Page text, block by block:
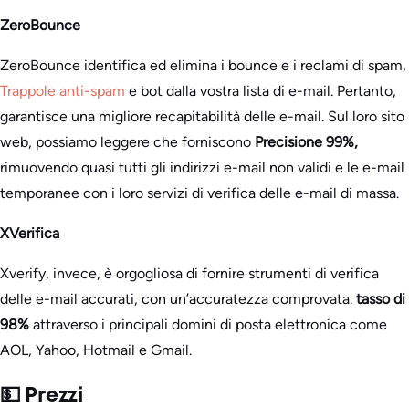
ZeroBounce
ZeroBounce identifica ed elimina i bounce e i reclami di spam,
Trappole anti-spam e bot dalla vostra lista di e-mail. Pertanto,
garantisce una migliore recapitabilità delle e-mail. Sul loro sito
web, possiamo leggere che forniscono Precisione 99%,
rimuovendo quasi tutti gli indirizzi e-mail non validi e le e-mail
temporanee con i loro servizi di verifica delle e-mail di massa.
XVerifica
Xverify, invece, è orgogliosa di fornire strumenti di verifica
delle e-mail accurati, con un’accuratezza comprovata. tasso di
98% attraverso i principali domini di posta elettronica come
AOL, Yahoo, Hotmail e Gmail.
💵 Prezzi